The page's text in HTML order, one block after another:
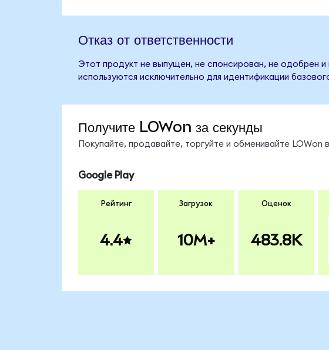
Отказ от ответственности
Этот продукт не выпущен, не спонсирован, не одобрен
используются исключительно для идентификации
Получите LOWon за секунды
Покупайте, продавайте, торгуйте и обменивайте
Google Play
Рейтинг
4.4
Загрузок
10M+
Оценок
483.8K